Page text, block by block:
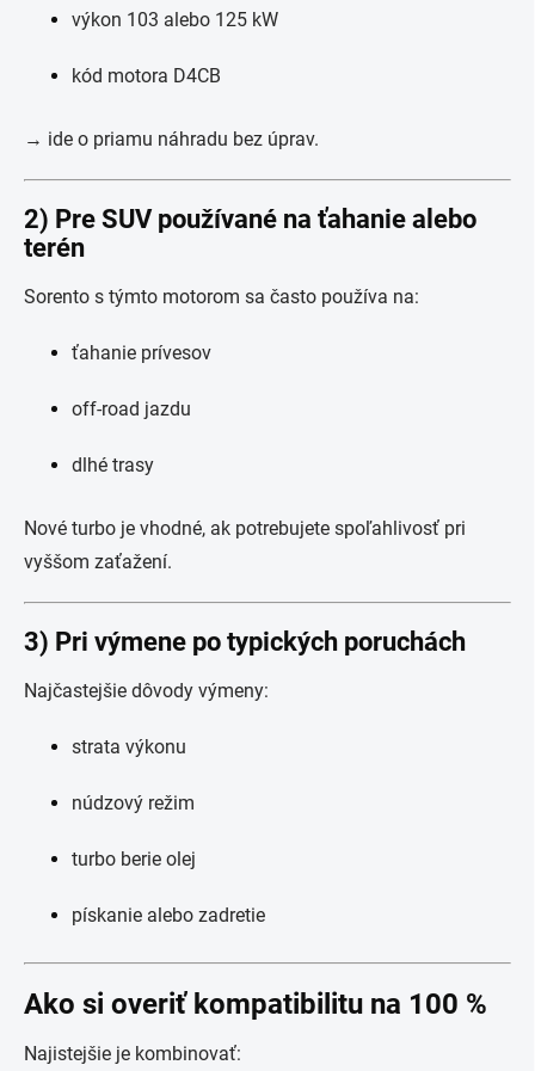
výkon 103 alebo 125 kW
kód motora D4CB
→ ide o priamu náhradu bez úprav.
2) Pre SUV používané na ťahanie alebo
terén
Sorento s týmto motorom sa často používa na:
ťahanie prívesov
off-road jazdu
dlhé trasy
Nové turbo je vhodné, ak potrebujete spoľahlivosť pri
vyššom zaťažení.
3) Pri výmene po typických poruchách
Najčastejšie dôvody výmeny:
strata výkonu
núdzový režim
turbo berie olej
pískanie alebo zadretie
Ako si overiť kompatibilitu na 100 %
Najistejšie je kombinovať: